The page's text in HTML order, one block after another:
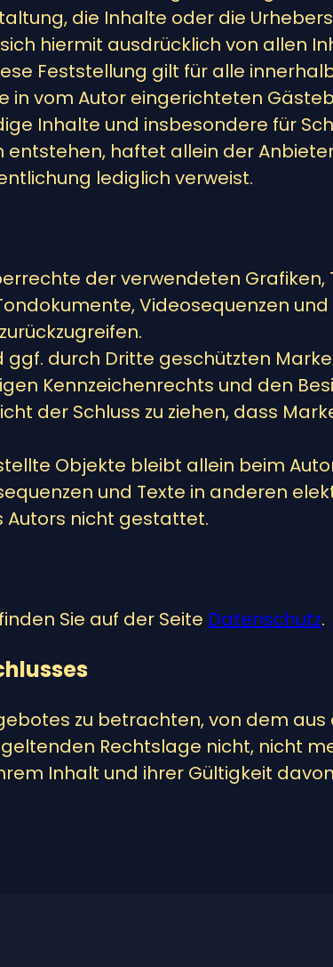
die Inhalte oder die
hiermit ausdrücklich von allen
Feststellung gilt für alle
vom Autor eingerichteten
Inhalte und insbesondere für
haftet allein der
lediglich verweist.
der verwendeten
Videosequenzen
durch Dritte geschützten
Kennzeichenrechts und den
der Schluss zu ziehen, dass
Objekte bleibt allein beim
und Texte in anderen
Autors nicht gestattet.
Sie auf der Seite Datenschutz.
zu betrachten, von dem aus
Rechtslage nicht, nicht
Inhalt und ihrer Gültigkeit